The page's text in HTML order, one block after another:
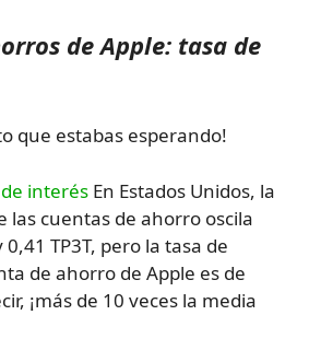
de Apple: tasa de
que estabas esperando!
interés En Estados Unidos, la
las cuentas de ahorro oscila
TP3T, pero la tasa de
de ahorro de Apple es de
¡más de 10 veces la media